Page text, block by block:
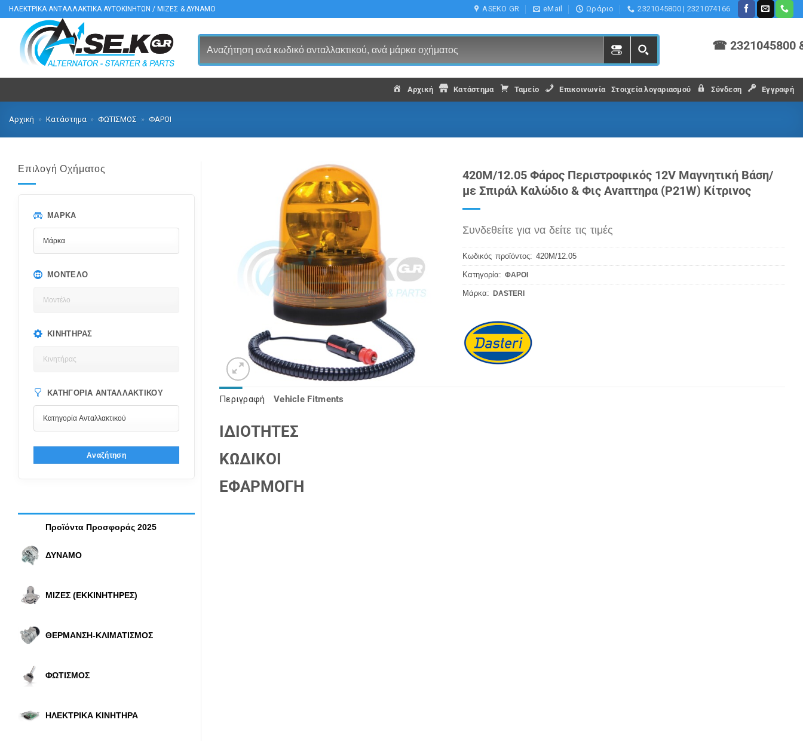
Μετάβαση
στο
περιεχόμενο
ΗΛΕΚΤΡΙΚΑ ΑΝΤΑΛΛΑΚΤΙΚΑ ΑΥΤΟΚΙΝΗΤΩΝ / ΜΙΖΕΣ & ΔΥΝΑΜΟ ASEKO GR eMail Ωράριο 2321045800 | 2321074166
☎ 2321045800
Αρχική Κατάστημα Ταμείο Επικοινωνία Στοιχεία λογαριασμού Σύνδεση Εγγραφή
Αρχική » Κατάστημα » ΦΩΤΙΣΜΟΣ » ΦΑΡΟΙ
Επιλογή Οχήματος
ΜΆΡΚΑ
ΜΟΝΤΈΛΟ
ΚΙΝΗΤΉΡΑΣ
ΚΑΤΗΓΟΡΊΑ ΑΝΤΑΛΛΑΚΤΙΚΟΎ
Αναζήτηση
Προϊόντα Προσφοράς 2025
ΔΥΝΑΜΟ
ΜΙΖΕΣ (ΕΚΚΙΝΗΤΗΡΕΣ)
ΘΕΡΜΑΝΣΗ-ΚΛΙΜΑΤΙΣΜΟΣ
ΦΩΤΙΣΜΟΣ
ΗΛΕΚΤΡΙΚΑ ΚΙΝΗΤΗΡΑ
420M/12.05 Φάρος Περιστροφικός 12V Μαγνητική Βάση/
με Σπιράλ Καλώδιο & Φις Ανaπτηρα (P21W) Κίτρινος
Συνδεθείτε για να δείτε τις τιμές
Κωδικός προϊόντος:420M/12.05
Κατηγορία:ΦΑΡΟΙ
Μάρκα:DASTERI
Περιγραφή Vehicle Fitments
ΙΔΙΟΤΗΤΕΣ
ΚΩΔΙΚΟΙ
ΕΦΑΡΜΟΓΗ